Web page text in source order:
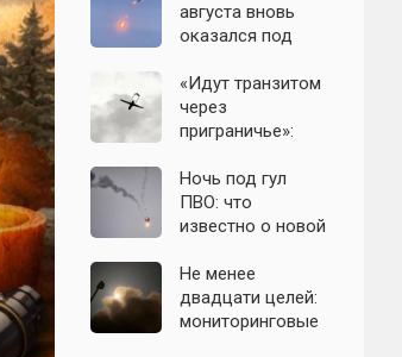
с моделью СССР
августа вновь
оказался под
беспилотников
«Идут транзитом
через
приграничье»:
точки запуска
дронов ВСУ по
Подмосковью
Ночь под гул
ПВО: что
известно о новой
Подмосковье и
Москву 6 августа
Не менее
двадцати целей:
мониторинговые